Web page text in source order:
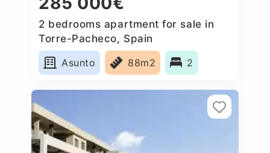
2 bedrooms apartment for sale in
Torre-Pacheco, Spain
Asunto
88m2 2